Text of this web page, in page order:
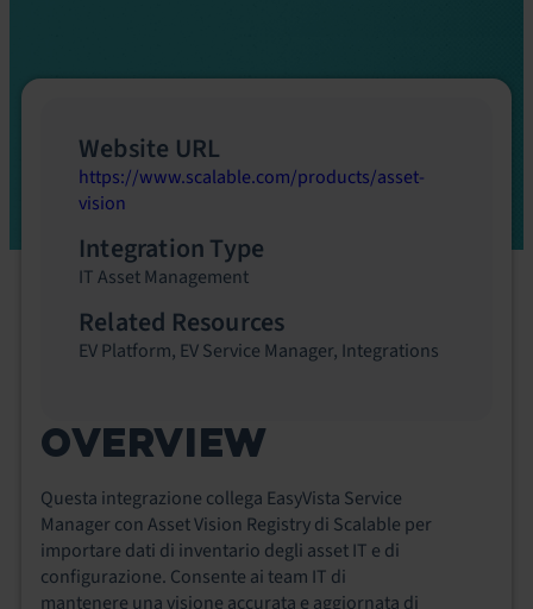
OVERVIEW
Questa integrazione collega EasyVista Service
Manager con Asset Vision Registry di Scalable per
importare dati di inventario degli asset IT e di
configurazione. Consente ai team IT di
mantenere una visione accurata e aggiornata di
Website URL
https://www.scalable.com/products/asset-
vision
Integration Type
IT Asset Management
Related Resources
EV Platform, EV Service Manager, Integrations